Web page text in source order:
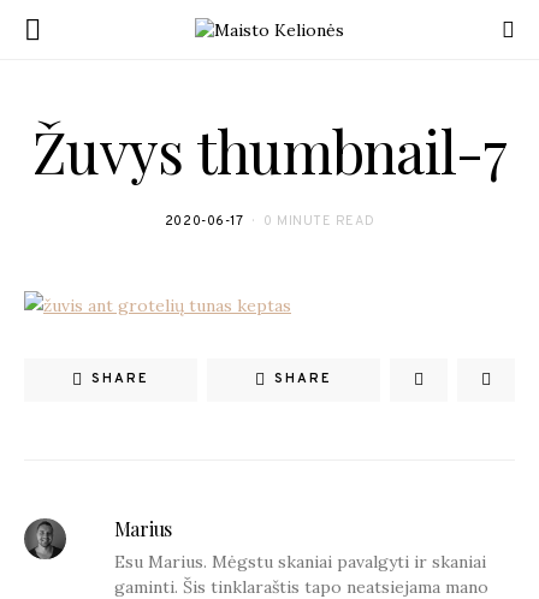
Žuvys thumbnail-7
2020-06-17 0 MINUTE READ
SHARE SHARE
Marius
Esu Marius. Mėgstu skaniai pavalgyti ir skaniai
gaminti. Šis tinklaraštis tapo neatsiejama mano